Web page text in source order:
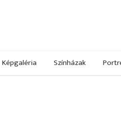
Képgaléria Színházak